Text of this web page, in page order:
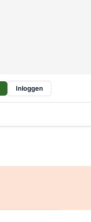
Inloggen